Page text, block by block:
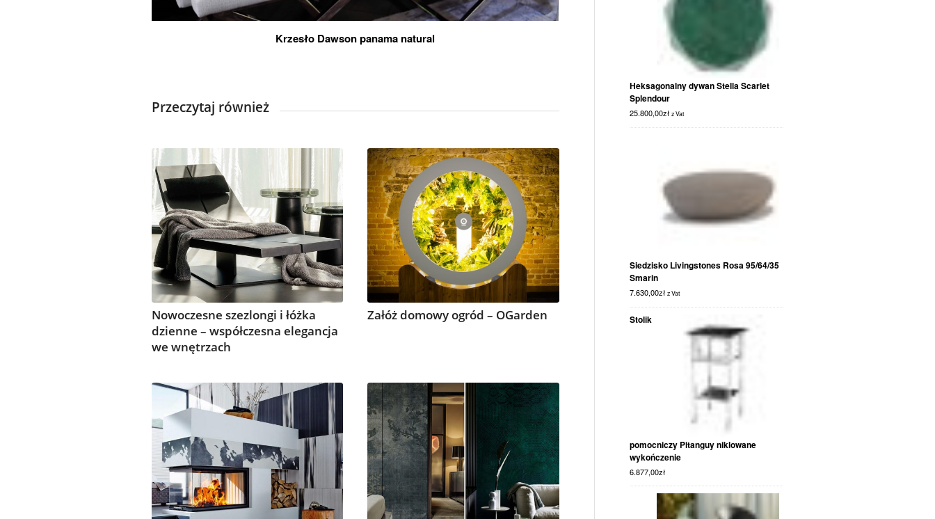
Krzesło Dawson panama natural
Przeczytaj również
Nowoczesne szezlongi i łóżka
dzienne – współczesna elegancja
we wnętrzach
Załóż domowy ogród – OGarden
Heksagonalny dywan Stella Scarlet
Splendour
25.800,00zł z Vat
Siedzisko Livingstones Rosa 95/64/35
Smarin
7.630,00zł z Vat
Stolik
pomocniczy Pitanguy niklowane
wykończenie
6.877,00zł